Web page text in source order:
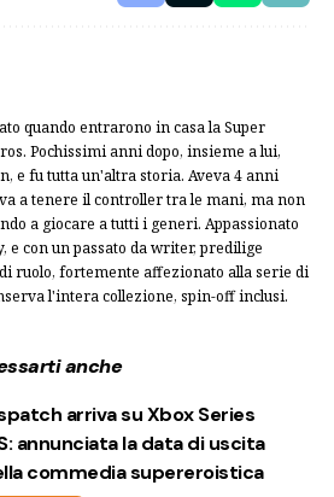
quando entrarono in casa la Super
Pochissimi anni dopo, insieme a lui,
e fu tutta un'altra storia. Aveva 4 anni
a tenere il controller tra le mani, ma non
a giocare a tutti i generi. Appassionato
e con un passato da writer, predilige
ruolo, fortemente affezionato alla serie di
l'intera collezione, spin-off inclusi.
anche
arriva su Xbox Series
annunciata la data di uscita
commedia supereroistica